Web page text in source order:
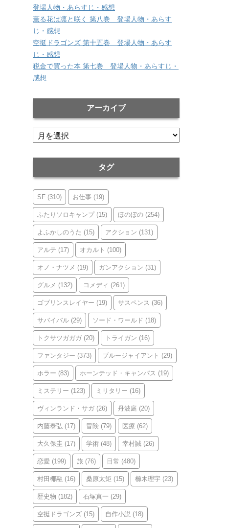
登場人物・あらすじ・感想
薫る花は凛と咲く 第八巻 登場人物・あらす
じ・感想
空挺ドラゴンズ 第十五巻 登場人物・あらす
じ・感想
税金で買った本 第七巻 登場人物・あらすじ・
感想
アーカイブ
ア
ー
タグ
SF (310) お仕事 (19)
ふたりソロキャンプ(15) ほのぼの (254)
よふかしのうた (15) アクション (131)
アルテ (17) オカルト (100)
オノ・ナツメ (19) ガンアクション (31)
グルメ (132) コメディ (261)
ゴブリンスレイヤー (19) サスペンス (36)
サバイバル (29) ソード・ワールド (18)
トクサツガガガ (20) トライガン (16)
ファンタジー (373) ブルージャイアント (29)
ホラー (83) ホーンテッド・キャンパス (19)
ミステリー (123) ミリタリー (16)
ヴィンランド・サガ (26) 丹波庭 (20)
内藤泰弘 (17) 冒険 (79) 医療 (62)
大久保圭 (17) 学術 (48) 幸村誠 (26)
恋愛 (199) 旅 (76) 日常 (480)
村田椰融 (16) 桑原太矩 (15) 櫛木理宇 (23)
歴史物 (182) 石塚真一 (29)
空挺ドラゴンズ (15) 自作小説 (18)